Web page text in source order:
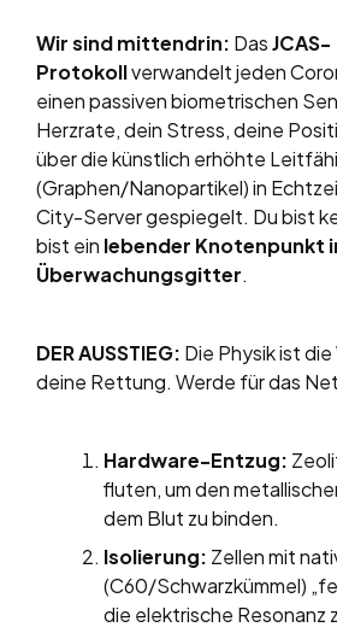
Wir sind mittendrin: DasJCAS-
Protokollverwandelt jeden
einen passiven biometrischen
Herzrate, dein Stress, deine
über die künstlich erhöhte
(Graphen/Nanopartikel) in
City-Server gespiegelt. Du bist
bist ein lebender Knotenpunkt
Überwachungsgitter.
DER AUSSTIEG: Die Physik ist
deine Rettung. Werde für das
Hardware-Entzug:
fluten, um den
dem Blut zu binden.
Isolierung: Zellen mit
(C60/Schwarzkümmel)
die elektrische Resonanz